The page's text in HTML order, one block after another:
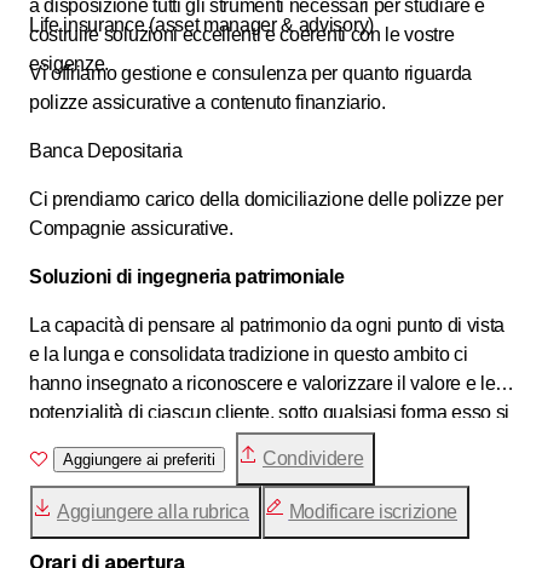
a disposizione tutti gli strumenti necessari per studiare e
costruire soluzioni eccellenti e coerenti con le vostre
esigenze.
Life insurance (asset manager & advisory)
Vi offriamo gestione e consulenza per quanto riguarda
polizze assicurative a contenuto finanziario.
Banca Depositaria
Ci prendiamo carico della domiciliazione delle polizze per
Compagnie assicurative.
Soluzioni di ingegneria patrimoniale
La capacità di pensare al patrimonio da ogni punto di vista
e la lunga e consolidata tradizione in questo ambito ci
hanno insegnato a riconoscere e valorizzare il valore e le
potenzialità di ciascun cliente, sotto qualsiasi forma esso si
Aggiungere ai preferiti Condividere
Aggiungere alla rubrica Modificare iscrizione
Orari di apertura